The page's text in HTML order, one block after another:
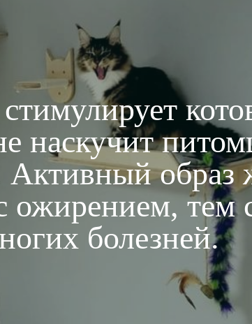
наскучит
Активный образ
ожирением,
болезней.